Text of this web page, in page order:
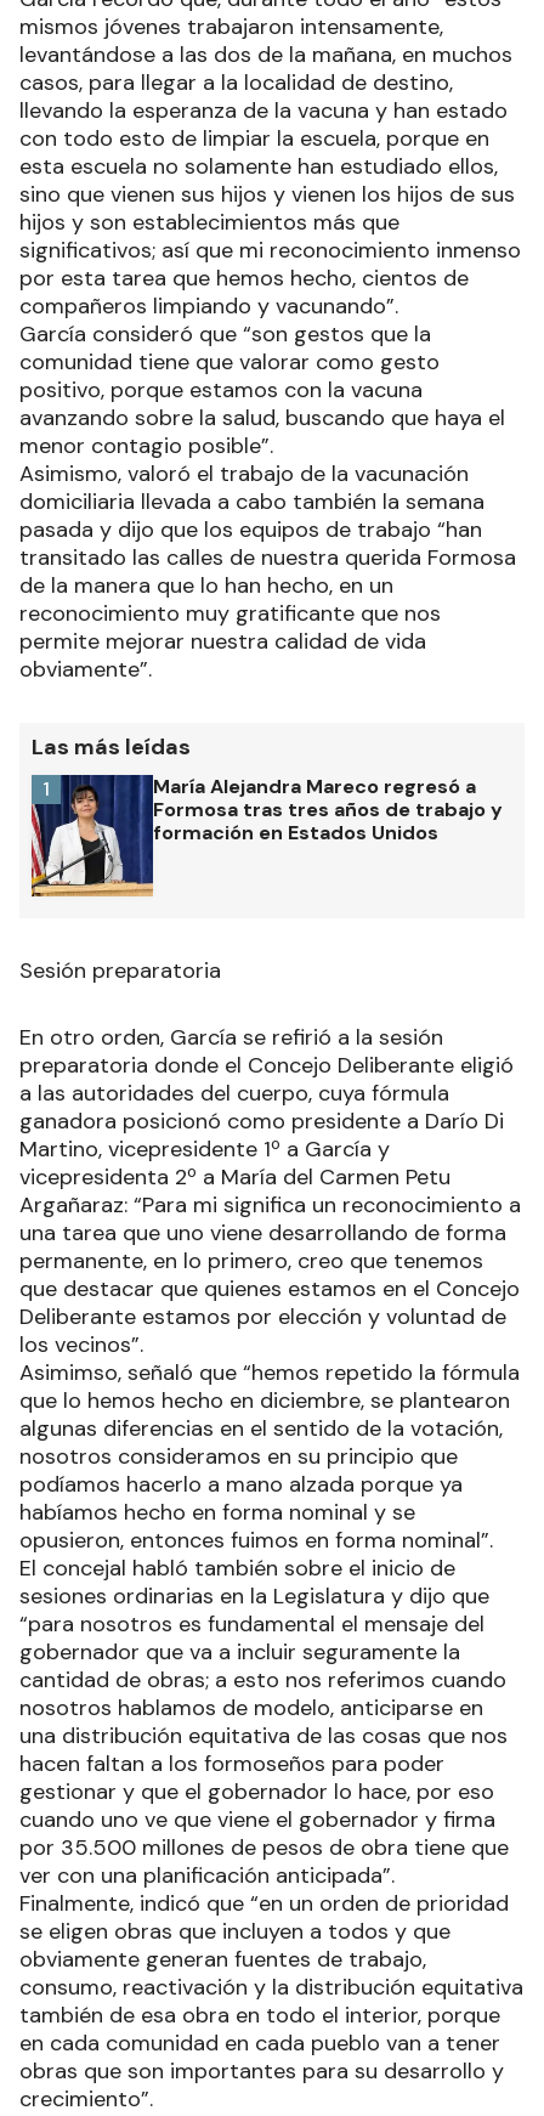
mismos jóvenes trabajaron intensamente,
levantándose a las dos de la mañana, en muchos
casos, para llegar a la localidad de destino,
llevando la esperanza de la vacuna y han estado
con todo esto de limpiar la escuela, porque en
esta escuela no solamente han estudiado ellos,
sino que vienen sus hijos y vienen los hijos de sus
hijos y son establecimientos más que
significativos; así que mi reconocimiento inmenso
por esta tarea que hemos hecho, cientos de
compañeros limpiando y vacunando”.
García consideró que “son gestos que la
comunidad tiene que valorar como gesto
positivo, porque estamos con la vacuna
avanzando sobre la salud, buscando que haya el
menor contagio posible”.
Asimismo, valoró el trabajo de la vacunación
domiciliaria llevada a cabo también la semana
pasada y dijo que los equipos de trabajo “han
transitado las calles de nuestra querida Formosa
de la manera que lo han hecho, en un
reconocimiento muy gratificante que nos
permite mejorar nuestra calidad de vida
obviamente”.
Las más leídas
María Alejandra Mareco regresó a
Formosa tras tres años de trabajo y
formación en Estados Unidos
1
Sesión preparatoria
En otro orden, García se refirió a la sesión
preparatoria donde el Concejo Deliberante eligió
a las autoridades del cuerpo, cuya fórmula
ganadora posicionó como presidente a Darío Di
Martino, vicepresidente 1º a García y
vicepresidenta 2º a María del Carmen Petu
Argañaraz: “Para mi significa un reconocimiento a
una tarea que uno viene desarrollando de forma
permanente, en lo primero, creo que tenemos
que destacar que quienes estamos en el Concejo
Deliberante estamos por elección y voluntad de
los vecinos”.
Asimimso, señaló que “hemos repetido la fórmula
que lo hemos hecho en diciembre, se plantearon
algunas diferencias en el sentido de la votación,
nosotros consideramos en su principio que
podíamos hacerlo a mano alzada porque ya
habíamos hecho en forma nominal y se
opusieron, entonces fuimos en forma nominal”.
El concejal habló también sobre el inicio de
sesiones ordinarias en la Legislatura y dijo que
“para nosotros es fundamental el mensaje del
gobernador que va a incluir seguramente la
cantidad de obras; a esto nos referimos cuando
nosotros hablamos de modelo, anticiparse en
una distribución equitativa de las cosas que nos
hacen faltan a los formoseños para poder
gestionar y que el gobernador lo hace, por eso
cuando uno ve que viene el gobernador y firma
por 35.500 millones de pesos de obra tiene que
ver con una planificación anticipada”.
Finalmente, indicó que “en un orden de prioridad
se eligen obras que incluyen a todos y que
obviamente generan fuentes de trabajo,
consumo, reactivación y la distribución equitativa
también de esa obra en todo el interior, porque
en cada comunidad en cada pueblo van a tener
obras que son importantes para su desarrollo y
crecimiento”.